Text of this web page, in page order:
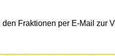
Fraktionen per E-Mail zur